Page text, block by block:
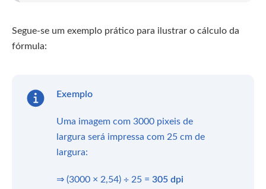
Segue-se um exemplo prático para ilustrar o cálculo da
fórmula:
Exemplo
Uma imagem com 3000 pixeis de
largura será impressa com 25 cm de
largura:
⇒ (3000 × 2,54) ÷ 25 = 305 dpi